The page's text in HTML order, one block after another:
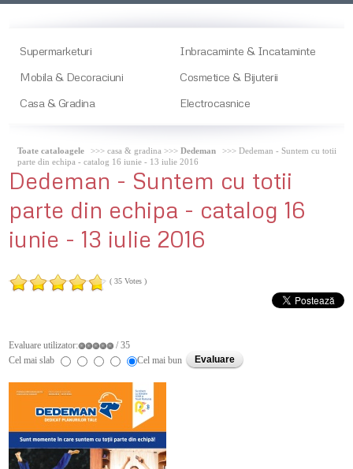
Supermarketuri
Inbracaminte & Incataminte
Mobila & Decoraciuni
Cosmetice & Bijuterii
Casa & Gradina
Electrocasnice
Toate cataloagele >>> casa & gradina >>>Dedeman
>>> Dedeman - Suntem cu totii
parte din echipa - catalog 16 iunie - 13 iulie 2016
Dedeman - Suntem cu totii
parte din echipa - catalog 16
iunie - 13 iulie 2016
( 35 Votes )
Evaluare utilizator:
/ 35
Cel mai slab
Cel mai bun